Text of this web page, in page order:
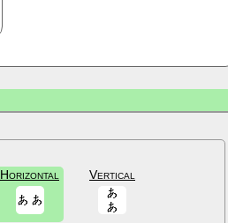
Horizontal Vertical